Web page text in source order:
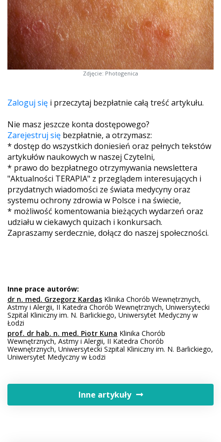
Zdjęcie: Photogenica
Zaloguj się i przeczytaj bezpłatnie całą treść artykułu.
Nie masz jeszcze konta dostępowego?
Zarejestruj się bezpłatnie, a otrzymasz:
* dostęp do wszystkich doniesień oraz pełnych tekstów
artykułów naukowych w naszej Czytelni,
* prawo do bezpłatnego otrzymywania newslettera
"Aktualności TERAPIA" z przeglądem interesujących i
przydatnych wiadomości ze świata medycyny oraz
systemu ochrony zdrowia w Polsce i na świecie,
* możliwość komentowania bieżących wydarzeń oraz
udziału w ciekawych quizach i konkursach.
Zapraszamy serdecznie, dołącz do naszej społeczności.
Inne prace autorów:
dr n. med. Grzegorz Kardas Klinika Chorób Wewnętrznych,
Astmy i Alergii, II Katedra Chorób Wewnętrznych, Uniwersytecki
Szpital Kliniczny im. N. Barlickiego, Uniwersytet Medyczny w
Łodzi
prof. dr hab. n. med. Piotr Kuna Klinika Chorób
Wewnętrznych, Astmy i Alergii, II Katedra Chorób
Wewnętrznych, Uniwersytecki Szpital Kliniczny im. N. Barlickiego,
Uniwersytet Medyczny w Łodzi
Inne artykuły